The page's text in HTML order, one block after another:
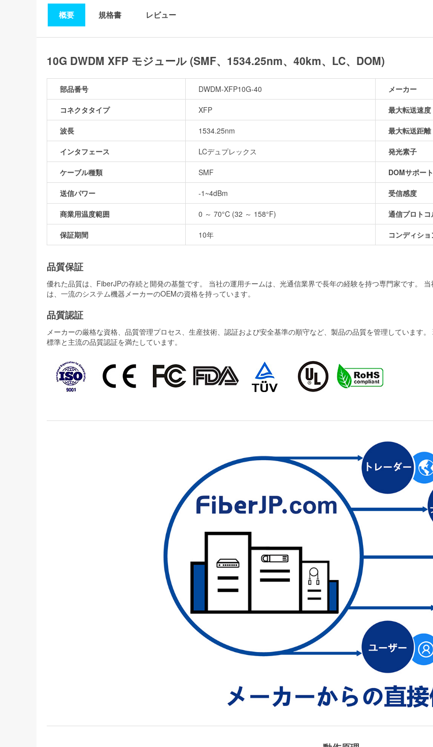
概要 規格書 レビュー
10G DWDM XFP モジュール (SMF、1534.25nm、40km、LC、DOM)
部品番号 DWDM-XFP10G-40 メーカー
コネクタタイプ XFP 最大転送速度
波長 1534.25nm 最大転送距離
インタフェース LCデュプレックス 発光素子
ケーブル種類 SMF DOMサポート
送信パワー -1~4dBm 受信感度
商業用温度範囲 0 ～ 70°C (32 ～ 158°F) 通信プロトコ
保証期間 10年 コンディショ
品質保証
優れた品質は、FiberJPの存続と開発の基盤です。 当社の運用チームは、光通信業界で長年の経験を持つ専門家です。
は、一流のシステム機器メーカーのOEMの資格を持っています。
品質認証
メーカーの厳格な資格、品質管理プロセス、生産技術、認証および安全基準の順守など、製品の品質を管理しています
標準と主流の品質認証を満たしています。